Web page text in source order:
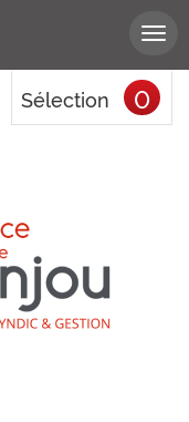
Sélection 0